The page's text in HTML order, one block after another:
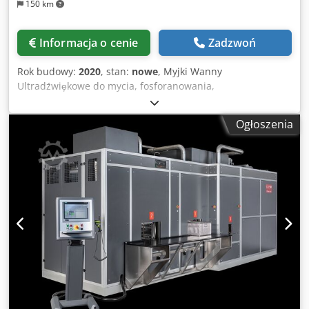
150 km
Informacja o cenie Zadzwoń
Rok budowy: 2020, stan: nowe, Myjki Wanny
Ultradźwiękowe do mycia, fosforanowania,
chromianowania, odtłuszczania, ściągania powłok
malarskich Materiały W Myjkach Ultradźwiękowych firmy
ROMER stosowana jest blacha nierdzewna która zapewnia
ochronę przed kwasami. Wanny posiadaja dodatkową
ściane izolacyjną, przez co nie tracą temperatury i szybciej
się nagrzewają. Dobrej jakości materiały zapewniają długą
żywotność elementów wibrujących.System grzania Grzałki
zastosowane w wannach firmy ROMER są wykonane z
najwyższej jakości materiałów, wyprodukowane są z
elementów ceramicznych odpornych na wysoką
temperaturę. Zastosowany system grzania zapewnia
świetną sprawność cieplną, ciepła woda automatycznie
miesza się z wodą zimną, ogrzewając całą wannę.
Przetworniki Ultradźwiękowe Dcsdpfx Afsfzk Ewjnok
Elementy ultradzwiękowe stosowane w myjkach firmy
Ogłoszenia